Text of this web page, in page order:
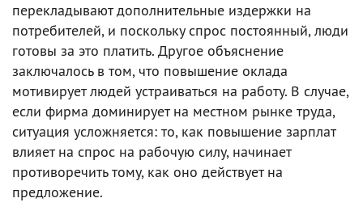
перекладывают дополнительные издержки на
потребителей, и поскольку спрос постоянный, люди
готовы за это платить. Другое объяснение
заключалось в том, что повышение оклада
мотивирует людей устраиваться на работу. В случае,
если фирма доминирует на местном рынке труда,
ситуация усложняется: то, как повышение зарплат
влияет на спрос на рабочую силу, начинает
противоречить тому, как оно действует на
предложение.